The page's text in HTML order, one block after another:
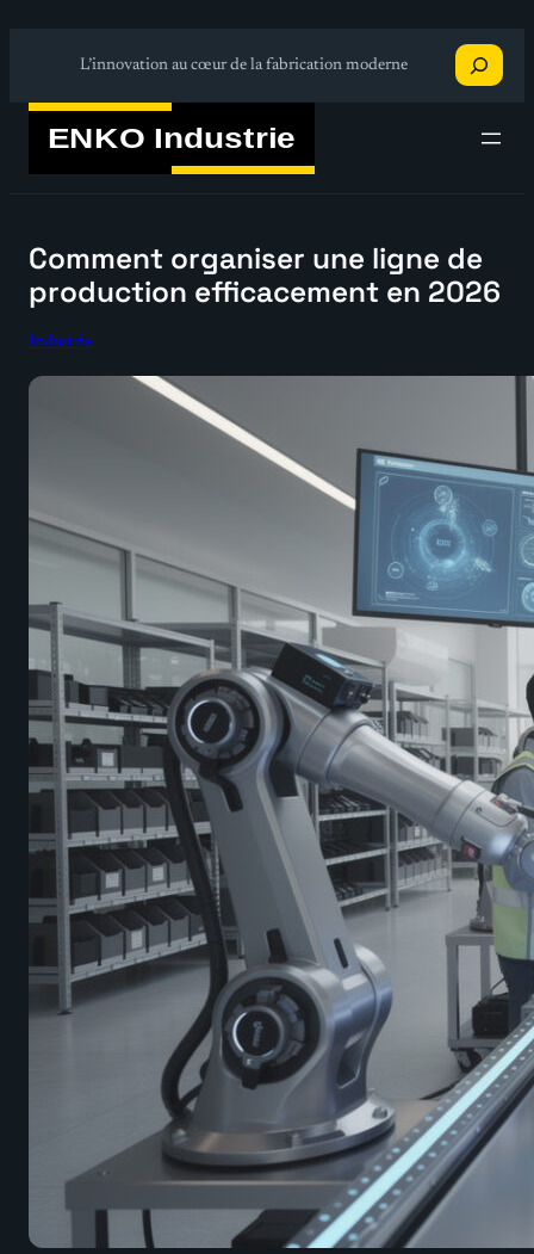
L’innovation au cœur de la fabrication moderne
Recherche
Comment organiser une ligne de
production efficacement en 2026
Industrie